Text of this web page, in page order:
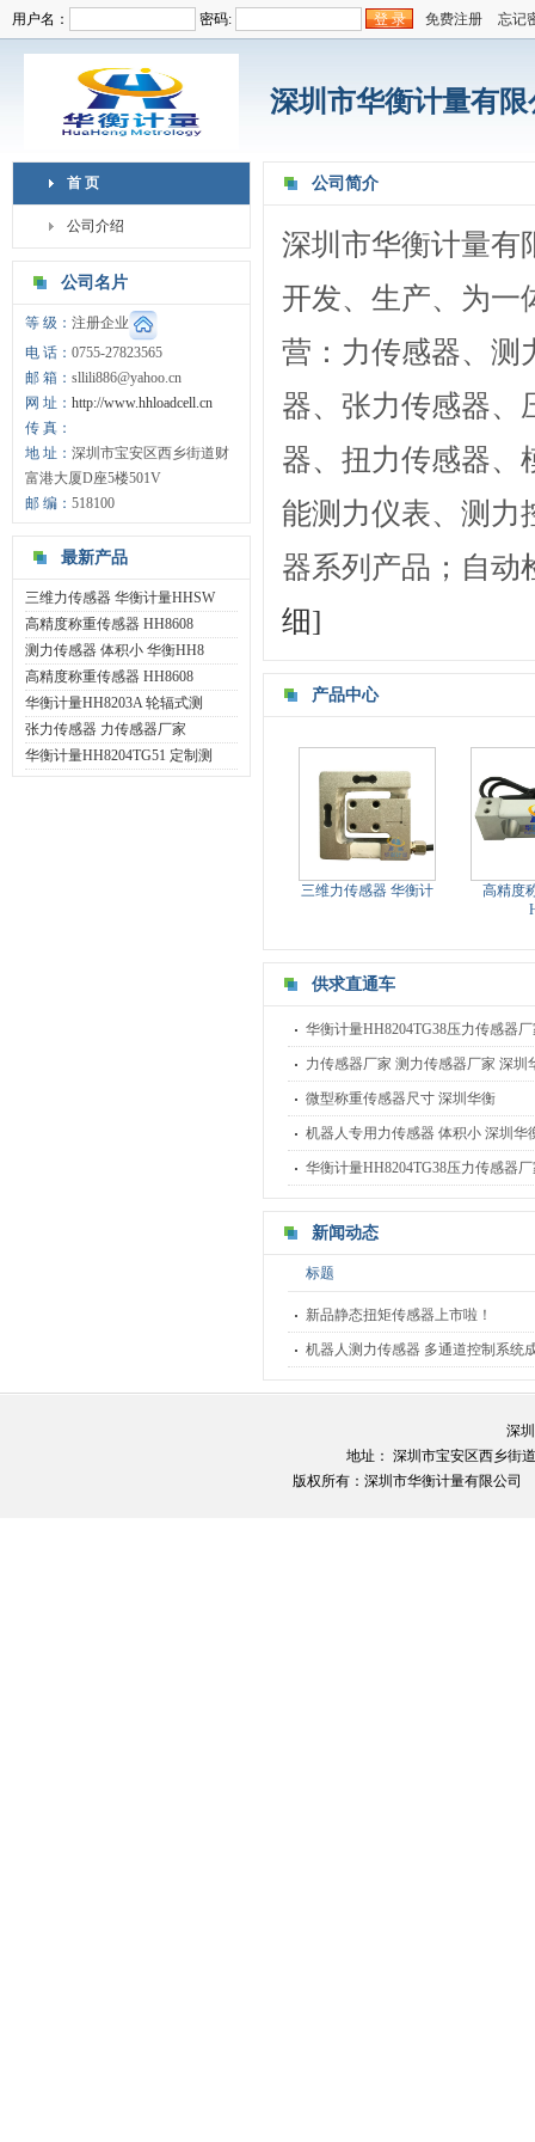
用户名： 密码: 免费注册 忘记
深圳市华衡计量有限
首 页
公司介绍
公司名片
等 级： 注册企业
电 话： 0755-27823565
邮 箱： sllili886@yahoo.cn
网 址： http://www.hhloadcell.cn
传 真：
地 址： 深圳市宝安区西乡街道财
富港大厦D座5楼501V
邮 编： 518100
最新产品
三维力传感器 华衡计量HHSW
高精度称重传感器 HH8608
测力传感器 体积小 华衡HH8
高精度称重传感器 HH8608
华衡计量HH8203A 轮辐式测
张力传感器 力传感器厂家
华衡计量HH8204TG51 定制测
公司简介
深圳市华衡计量有
开发、生产、为
营：力传感器、测
器、张力传感器、
器、扭力传感器、
能测力仪表、测力
器系列产品；自动
细]
产品中心
三维力传感器 华衡计
高精度
供求直通车
华衡计量HH8204TG38压力传感器
力传感器厂家 测力传感器厂家 深圳
微型称重传感器尺寸 深圳华衡
机器人专用力传感器 体积小 深圳华
华衡计量HH8204TG38压力传感器
新闻动态
标题
新品静态扭矩传感器上市啦！
机器人测力传感器 多通道控制系统
深
地址： 深圳市宝安区西乡街
版权所有：深圳市华衡计量有限公